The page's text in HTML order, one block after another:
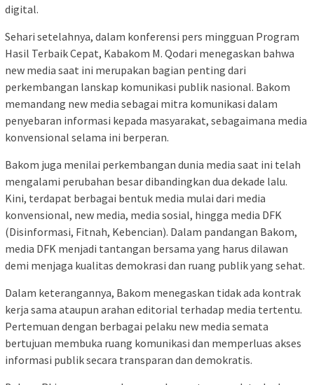
digital.
Sehari setelahnya, dalam konferensi pers mingguan Program
Hasil Terbaik Cepat, Kabakom M. Qodari menegaskan bahwa
new media saat ini merupakan bagian penting dari
perkembangan lanskap komunikasi publik nasional. Bakom
memandang new media sebagai mitra komunikasi dalam
penyebaran informasi kepada masyarakat, sebagaimana media
konvensional selama ini berperan.
Bakom juga menilai perkembangan dunia media saat ini telah
mengalami perubahan besar dibandingkan dua dekade lalu.
Kini, terdapat berbagai bentuk media mulai dari media
konvensional, new media, media sosial, hingga media DFK
(Disinformasi, Fitnah, Kebencian). Dalam pandangan Bakom,
media DFK menjadi tantangan bersama yang harus dilawan
demi menjaga kualitas demokrasi dan ruang publik yang sehat.
Dalam keterangannya, Bakom menegaskan tidak ada kontrak
kerja sama ataupun arahan editorial terhadap media tertentu.
Pertemuan dengan berbagai pelaku new media semata
bertujuan membuka ruang komunikasi dan memperluas akses
informasi publik secara transparan dan demokratis.